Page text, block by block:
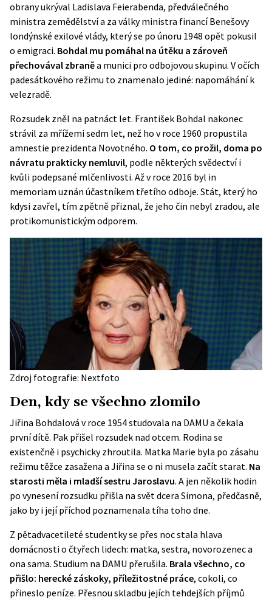
obrany ukrýval Ladislava Feierabenda, předválečného
ministra zemědělství a za války ministra financí Benešovy
londýnské exilové vlády, který se po únoru 1948 opět pokusil
o emigraci. Bohdal mu pomáhal na útěku a zároveň
přechovával zbraněa munici pro odbojovou skupinu. V očích
padesátkového režimu to znamenalo jediné: napomáhání k
velezradě.
Rozsudek zněl na patnáct let. František Bohdal nakonec
strávil za mřížemi sedm let, než ho v roce 1960 propustila
amnestie prezidenta Novotného. O tom, co prožil, doma po
návratu prakticky nemluvil, podle některých svědectví i
kvůli podepsané mlčenlivosti. Až v roce 2016 byl in
memoriam uznán účastníkem třetího odboje. Stát, který ho
kdysi zavřel, tím zpětně přiznal, že jeho čin nebyl zradou, ale
protikomunistickým odporem.
Zdroj fotografie: Nextfoto
Den, kdy se všechno zlomilo
Jiřina Bohdalová v roce 1954 studovala na DAMU a čekala
první dítě. Pak přišel rozsudek nad otcem. Rodina se
existenčně i psychicky zhroutila. Matka Marie byla po zásahu
režimu těžce zasažena a Jiřina se o ni musela začít starat. Na
starosti měla i mladší sestru Jaroslavu. A jen několik hodin
po vynesení rozsudku přišla na svět dcera Simona, předčasně,
jako by i její příchod poznamenala tíha toho dne.
Z pětadvacetileté studentky se přes noc stala hlava
domácnosti o čtyřech lidech: matka, sestra, novorozenec a
ona sama. Studium na DAMU přerušila. Brala všechno, co
přišlo: herecké záskoky, příležitostné práce, cokoli, co
přineslo peníze. Přesnou skladbu jejích tehdejších příjmů